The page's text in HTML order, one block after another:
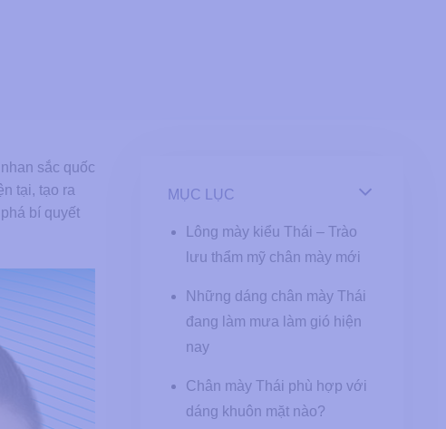
sắc quốc
tại, tạo ra
bí quyết
MỤC LỤC
Lông mày kiểu Thái – Trào
lưu thẩm mỹ chân mày mới
Những dáng chân mày Thái
đang làm mưa làm gió hiện
nay
Chân mày Thái phù hợp với
dáng khuôn mặt nào?